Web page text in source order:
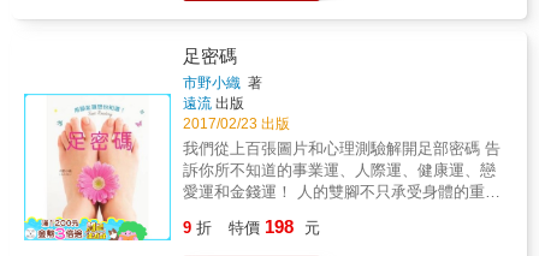
&bull;及早篩檢癌症可增加「五年存活率」？其
實只是邏輯迷思。 江醫師指出三種常被忽略的
誤差值，教你看穿存活率的真面目！ ◎生活最
常見的不當用藥與治療，正確解方看這裡：
&bull;感冒無藥可治，除了靠免疫力自癒，你還
有三大法寶。 &bull;補牙還在用汞齊？小心慢
性汞中毒！可以改用什麼填料？ &bull;緩解更
瘤、失智、尿失禁找上門。 特別收錄：45種一
己目前狀況的健康檢查。從排泄物篩檢、血液
檢查、肝腎功能測定，再到各種常見疾病的檢
驗，本書網羅各種讀者可能面對到的問題，僅
用一本全解析。 除了健康檢查學理報告的解讀
之外，本書同時在第二部分為讀者介紹「需要
知道的身體知識」，諸如：一天要喝多少水才
夠?我最近老是口渴、喝水多、常跑廁所，是糖
尿病嗎?抽血檢查為什麼要空腹等，告訴讀者自
己一直以來都想知道的身體知識。 要有健康的
足密碼
市野小織 著
遠流 出版
2017/02/23 出版
我們從上百張圖片和心理測驗解開足部密碼 告
訴你所不知道的事業運、人際運、健康運、戀
愛運和金錢運！ 人的雙腳不只承受身體的重
嗎？本書告訴你：◎腳掌分析
9 折 特價 198 元